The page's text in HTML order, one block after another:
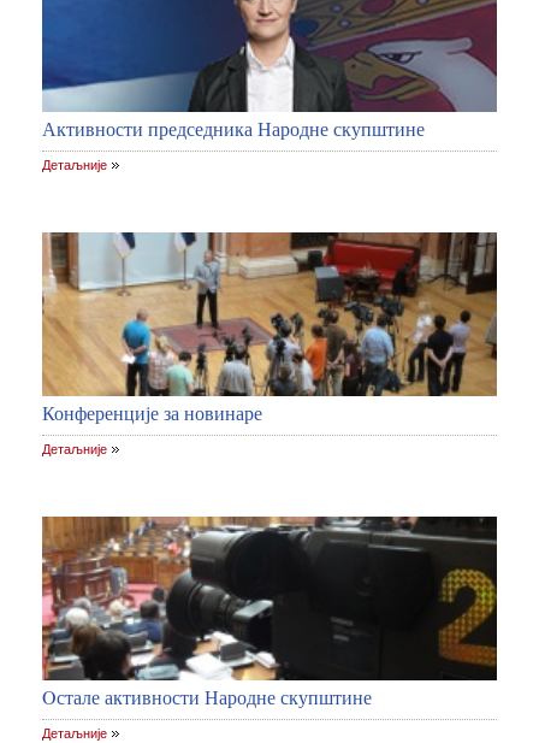
Активности председника Народне скупштине
Детаљније
Конференције за новинаре
Детаљније
Oстале активности Народне скупштине
Детаљније